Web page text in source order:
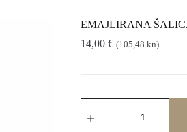
EMAJLIRANA
14,00 € (105,48 kn)
ŠALICA-